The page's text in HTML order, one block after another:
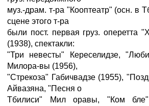
муз.-драм. т-ра "Кооптеатр" (осн. в
сцене этого т-ра
были пост. первая груз. оперетта
(1938), спектакли:
"Три невесты" Кереселидзе,
Милора-вы (1956),
"Стрекоза" Габичвадзе (1955),
Айвазяна, "Песня о
Тбилиси" Мил оравы, "Ком бле"